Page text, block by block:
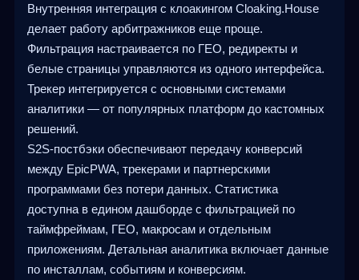
Внутренняя интеграция с клоакингом Cloaking.House
делает работу арбитражников еще проще.
Фильтрация настраивается по ГЕО, редиректы и
белые страницы управляются из одного интерфейса.
Трекер интегрируется с основными системами
аналитики — от популярных платформ до кастомных
решений.
S2S-постбэки обеспечивают передачу конверсий
между EpicPWA, трекерами и партнерскими
программами без потери данных. Статистика
доступна в едином дашборде с фильтрацией по
таймфреймам, ГЕО, макросам и отдельным
приложениям. Детальная аналитика включает данные
по инсталлам, событиям и конверсиям.